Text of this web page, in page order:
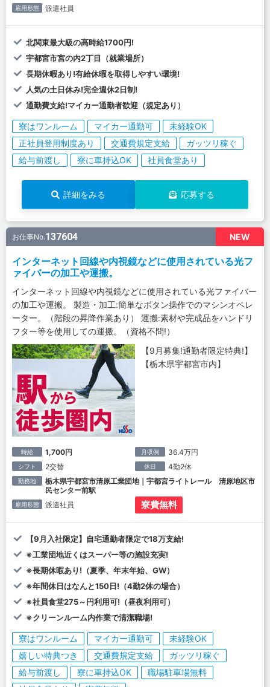
雇用形態 派遣社員
北関東最大級の高時給1700円!
宇都宮市宮の内2丁目（就業場所）
長期休暇あり!有給休暇を取得しやすい環境!
人気の土日休み!完全週休2日制!
通勤費支給!マイカー通勤者歓迎（規定あり）
寮はワンルーム マイカー通勤可
未経験OK
正社員登用制度あり
交通費規定支給
ガッツリ稼ぐ
給与前渡し
寮に車持込OK 社員食堂あり
詳細をみる 応募する
NEW
お仕事No.137604
インターネット回線や内視鏡などに使用されている光フ
ァイバーの加工や運搬。
インターネット回線や内視鏡などに使用されている光ファイバー
の加工や運搬。 製造・加工:簡単なボタン操作でのマシンオペレ
ーター。（階段の昇降作業あり） 運搬:素材や完成品をハンドリ
フター等を使用しての運搬。（資格不問!）
【9月募集!通勤者限定特典!】
【栃木県宇都宮市内】
時給 1,700円 月収例 36.4万円
シフト 2交替 休日 4勤2休
勤務地
栃木県宇都宮市清原工業団地｜宇都宮ライトレール 清原地区市
民センター前駅
雇用形態 派遣社員 寮費無料
【9月入社限定】自宅通勤者限定で18万支給!
※工業団地近くはスーパー等の施設充実!
※長期休暇あり!（夏季、年末年始、GW）
※年間休日はなんと150日!（4勤2休の場合）
※社員食堂275～円利用可!（昼夜利用可）
※クリーンルーム内作業で清潔職場!
寮はワンルーム マイカー通勤可
未経験OK
嬉しい特典つき
交通費規定支給
ガッツリ稼ぐ
給与前渡し
寮に車持込OK
職場駐車場無料